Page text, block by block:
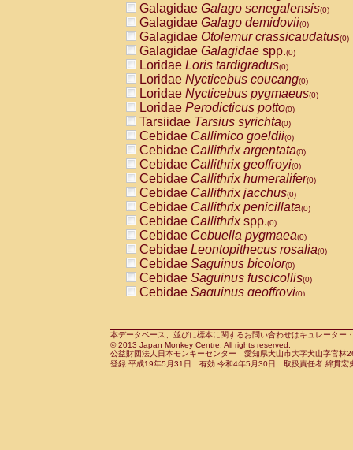
AtelidaeAteles belzebuth(0)
AtelidaeAteles geoffroyi(0)
AtelidaeAteles paniscus(0)
AtelidaeAtelesspp.(0)
Atelidae Lagothrix lagothricha
AtelidaeLagothrix lagothricha cana
PitheciidaeCacajao calvus
PitheciidaeCallicebus cupreus
PitheciidaeCallicebus donacophilus
PitheciidaeCallicebus moloch
PitheciidaeCallicebus torquatus
PitheciidaeCallicebusspp.(0)
PitheciidaeChiropotes satanas(0)
PitheciidaePithecia monachus
PitheciidaePithecia pithecia(0)
CercopithecidaeCercocebus agilis
CercopithecidaeCercocebus
CercopithecidaeCercocebus
CercopithecidaeCercocebus
CercopithecidaeCercocebus
CercopithecidaeCercocebushybrid
CercopithecidaePapio anubis(0)
CercopithecidaePapio cynocephalus
CercopithecidaePapio hamadryas(0)
Galagidae Galago senegalensis(0)
Galagidae Galago demidovii(0)
Galagidae Otolemur crassicaudatus(0)
Galagidae Galagidae spp.(0)
Loridae Loris tardigradus(0)
Loridae Nycticebus coucang(0)
Loridae Nycticebus pygmaeus(0)
Loridae Perodicticus potto(0)
Tarsiidae Tarsius syrichta(0)
Cebidae Callimico goeldii(0)
Cebidae Callithrix argentata(0)
Cebidae Callithrix geoffroyi(0)
Cebidae Callithrix humeralifer(0)
Cebidae Callithrix jacchus(0)
Cebidae Callithrix penicillata(0)
Cebidae Callithrixspp.(0)
Cebidae Cebuella pygmaea(0)
Cebidae Leontopithecus rosalia(0)
Cebidae Saguinus bicolor(0)
Cebidae Saguinus fuscicollis(0)
Cebidae Saguinus geoffroyi(0)
CebidaeSaguinus leucopus(0)
CebidaeSaguinus midas(0)
Cebidae Saguinus mystax(0)
本データベース、並びに標本に関するお問い合わせはキュレータ
© 2013 Japan Monkey Centre. All rights reserved.
公益財団法人日本モンキーセンター 愛知県犬山市大字犬山字官
登録:平成19年5月31日 有効:令和4年5月30日 取扱責任者:綿貫宏